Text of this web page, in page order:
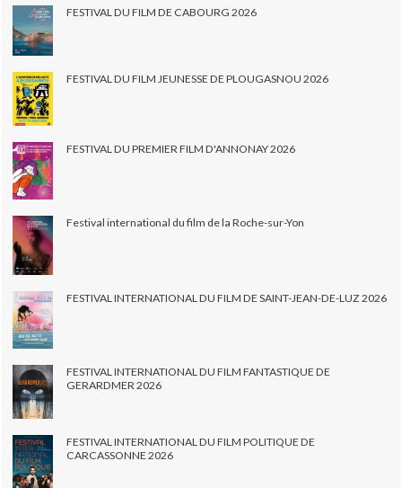
FESTIVAL DU FILM DE CABOURG 2026
FESTIVAL DU FILM JEUNESSE DE PLOUGASNOU 2026
FESTIVAL DU PREMIER FILM D'ANNONAY 2026
Festival international du film de la Roche-sur-Yon
FESTIVAL INTERNATIONAL DU FILM DE SAINT-JEAN-DE-LUZ 2026
FESTIVAL INTERNATIONAL DU FILM FANTASTIQUE DE
GERARDMER 2026
FESTIVAL INTERNATIONAL DU FILM POLITIQUE DE
CARCASSONNE 2026